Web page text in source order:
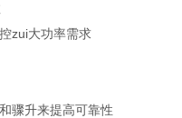
zui大功率需求
骤升来提高可靠性